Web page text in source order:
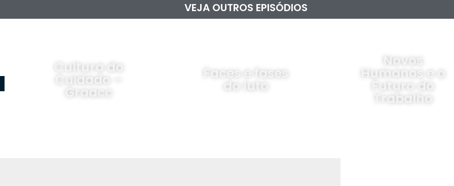
VEJA OUTROS EPISÓDIOS
Cultura do
Cuidado –
Graacc
Faces e fases
do luto
Novos
Humanos e o
Futuro do
Trabalho